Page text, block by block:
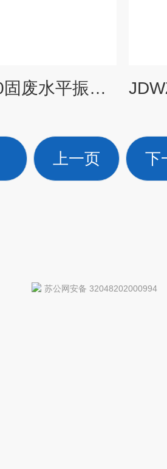
JDWZ-W010固废水平振荡法毒性浸出设备水平振荡器
上一页 下
苏公网安备 32048202000994